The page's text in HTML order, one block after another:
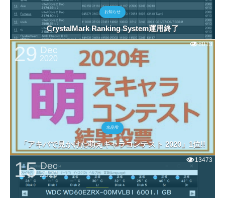
お知らせ
CrystalMark Ranking System運用終了
水晶雫
「アキバで見かけた萌えキャラコンテスト 2020」1位!!
29 Dec
2020
8013
15 Dec
2020
13473